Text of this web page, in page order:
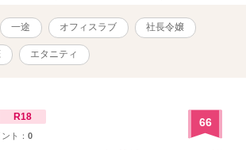
『死神にウェディングドレスを』 エブリスタ
ランキング最高11位 『お兄ちゃんは私を甘く
にて恋愛トレンドランキング最高40位
一途 オフィスラブ 社長令嬢
エタニティ
R18
ト： 0
66